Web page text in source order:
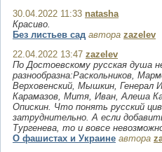
30.04.2022 11:33 natasha
Красиво.
Без листьев сад автора zazelev
22.04.2022 13:47 zazelev
По Достоевскому русская душа
разнообразна:Раскольников,
Верховенский, Мышкин, Генерал
Карамазов, Митя, Иван, Алеша
Опискин. Что понять русский
затруднительно. А если
Тургенева, то и вовсе
О фашистах и Украине автора